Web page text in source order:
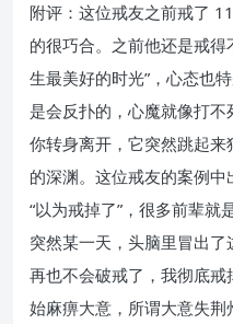
附评：这位戒友之前戒了
的很巧合。之前他还是戒得
生最美好的时光”，心态也
是会反扑的，心魔就像打
你转身离开，它突然跳起
的深渊。这位戒友的案例
“以为戒掉了”，很多前辈就
突然某一天，头脑里冒出
再也不会破戒了，我彻底戒
始麻痹大意，所谓大意失荆